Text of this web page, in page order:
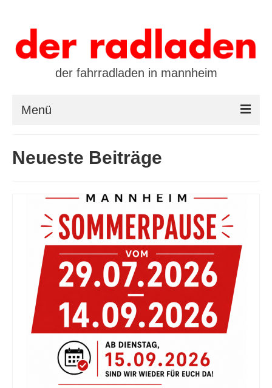
der fahrradladen in mannheim
Menü
öffnungszeiten / kontakt
leasing / finanzierung
preistool
kalender
specials
tout terrain pamir / appia / belair / divide
urban arrow familynext pro / 2026 / 100nm
impressum
Neueste Beiträge